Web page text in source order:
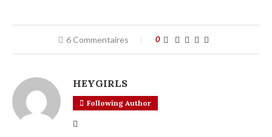
6 Commentaires 0
HEYGIRLS
Following Author